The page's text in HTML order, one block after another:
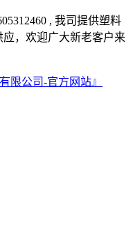
, 我司提供塑料
应，欢迎广大新老客户来